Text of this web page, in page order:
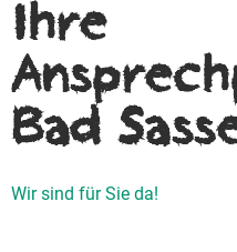
Ihre
Bad
Wir sind für Sie da!